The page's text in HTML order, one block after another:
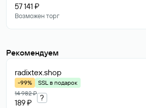
57 141 ₽
Возможен торг
Рекомендуем
radixtex.shop
-99%
SSL в подарок
14 982 ₽
189 ₽
?